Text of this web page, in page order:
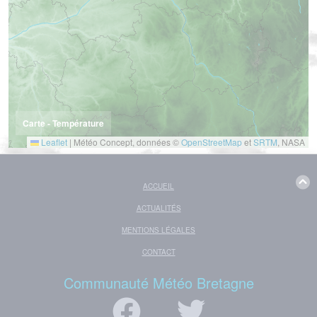
Leaflet | Météo Concept, données ©OpenStreetMapetSRTM , NASA
Carte - Température
ACCUEIL
ACTUALITÉS
MENTIONS LÉGALES
CONTACT
Communauté Météo Bretagne